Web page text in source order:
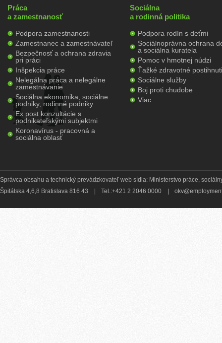
Práca
a zamestnanosť
Podpora zamestnanosti
Zamestnanec a zamestnávateľ
Bezpečnosť a ochrana zdravia
pri práci
Inšpekcia práce
Nelegálna práca a nelegálne
zamestnávanie
Sociálna ekonomika, sociálne
podniky, rodinné podniky
Ex post konzultácie s
podnikateľskými subjektmi
Koronavírus - pracovná a
sociálna oblasť
Sociálna
a rodinná politika
Podpora rodín s deťmi
Sociálnoprávna ochrana
a sociálna kuratela
Pomoc v hmotnej núdzi
Ťažké zdravotné
Sociálne služby
Boj proti chudobe
Viac...
Správca obsahu a technický prevádzkovateľ web sídla: Ministerstvo práce,
Špitálska 4,6,8 Bratislava 816 43
Tel.:+421 2 2046 0000